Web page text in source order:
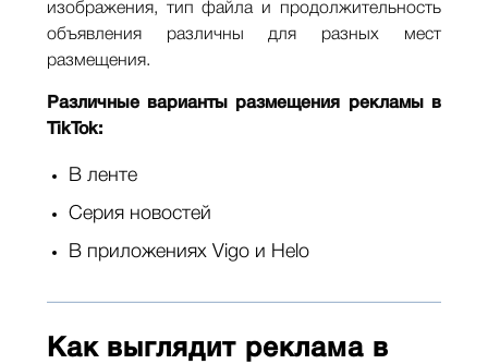
изображения, тип файла и продолжительность
объявления различны для разных мест
размещения.
Различные варианты размещения рекламы в
TikTok:
В ленте
Серия новостей
В приложениях Vigo и Helo
Как выглядит реклама в